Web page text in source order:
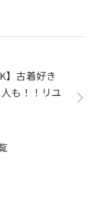
】古着好き
も！！リユ